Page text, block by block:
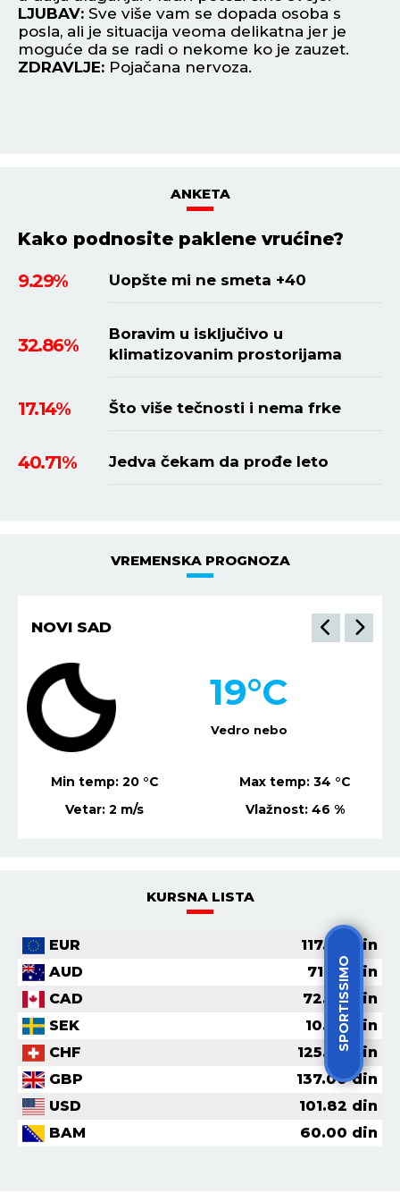
SPORTISSIMO
odnose.
LJUBAV: Pred vama je poznanstvo s novom
osobom preko posla. Odnos će vam biti pun
strasti, ali ipak povedite računa.
ANKETA
Kako podnosite paklene vrućine?
9.29%
Uopšte mi ne smeta +40
32.86%
Boravim u isključivo u
klimatizovanim prostorijama
17.14% Što više tečnosti i nema frke
40.71% Jedva čekam da prođe leto
VREMENSKA PROGNOZA
NIŠ
Vedro nebo
20°C
Min temp:21 °C Max temp:36 °C
Vetar:1 m/s Vlažnost:82 %
KURSNA LISTA
EUR 117.36
din
AUD
71.56din
CAD
72.62din
SEK
10.70din
CHF
125.30din
GBP
137.00din
USD
101.82 din
BAM
60.00 din